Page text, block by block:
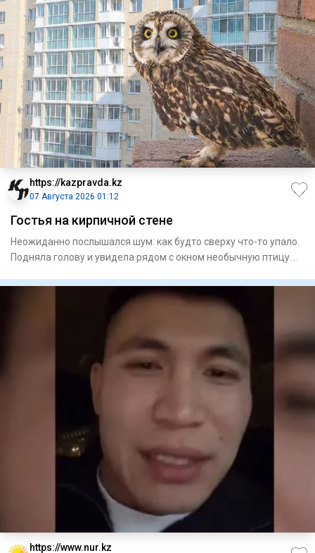
https://kazpravda.kz
07 Августа 2026 01:12
Гостья на кирпичной стене
Неожиданно послышался шум: как будто сверху что-то упало.
Подняла голову и увидела рядом с окном необычную птицу.
https://www.nur.kz